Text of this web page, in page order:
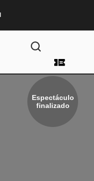
Menú
Espectáculo
finalizado